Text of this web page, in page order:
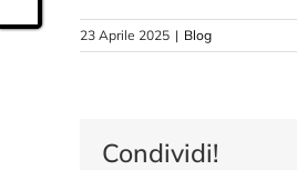
23 Aprile 2025 | Blog
Condividi!